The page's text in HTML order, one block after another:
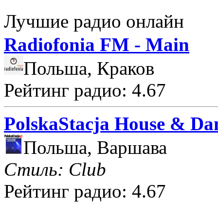
Лучшие радио онлайн
Radiofonia FM - Main
Польша, Краков
Рейтинг радио: 4.67
PolskaStacja House &
Польша, Варшава
Стиль: Club
Рейтинг радио: 4.67